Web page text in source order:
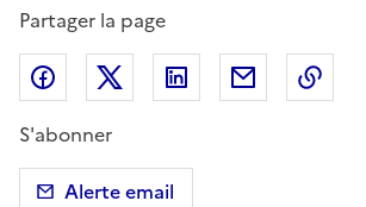
Partager la page
Partager sur Facebook
Partager sur X
Partager surPartager
S'abonner
Alerte email